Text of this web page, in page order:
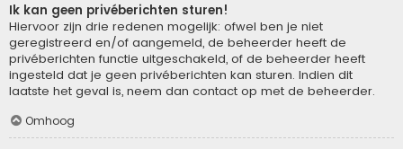
Ik kan geen privéberichten sturen!
Hiervoor zijn drie redenen mogelijk: ofwel ben je niet
geregistreerd en/of aangemeld, de beheerder heeft de
privéberichten functie uitgeschakeld, of de beheerder heeft
ingesteld dat je geen privéberichten kan sturen. Indien dit
laatste het geval is, neem dan contact op met de beheerder.
Omhoog